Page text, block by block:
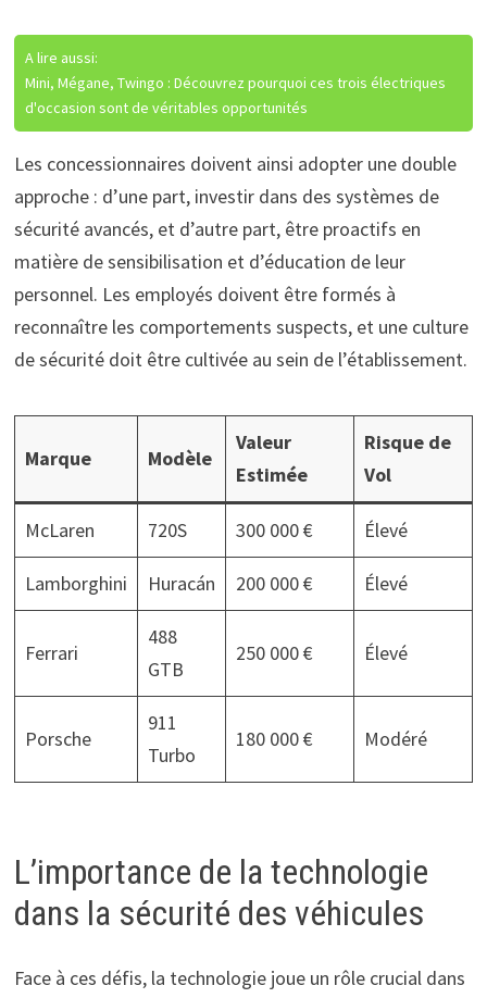
A lire aussi:
Mini, Mégane, Twingo : Découvrez pourquoi ces trois électriques
d'occasion sont de véritables opportunités
Les concessionnaires doivent ainsi adopter une double
approche : d’une part, investir dans des systèmes de
sécurité avancés, et d’autre part, être proactifs en
matière de sensibilisation et d’éducation de leur
personnel. Les employés doivent être formés à
reconnaître les comportements suspects, et une culture
de sécurité doit être cultivée au sein de l’établissement.
Marque Modèle
Valeur
Estimée
Risque de
Vol
McLaren 720S 300 000 € Élevé
Lamborghini Huracán 200 000 € Élevé
Ferrari
488
GTB
250 000 € Élevé
Porsche
911
Turbo
180 000 € Modéré
L’importance de la technologie
dans la sécurité des véhicules
Face à ces défis, la technologie joue un rôle crucial dans